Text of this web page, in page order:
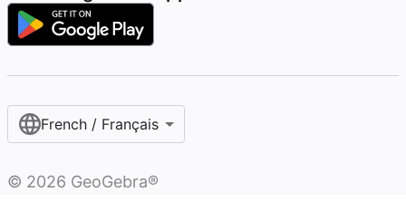
French / Français‎
© 2026 GeoGebra®